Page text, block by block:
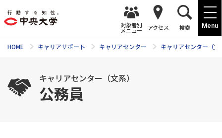
Menu
対象者別
メニュー アクセス 検索
HOME キャリアサポート キャリアセンター キャリアセンター（文
キャリアセンター（文系）
公務員